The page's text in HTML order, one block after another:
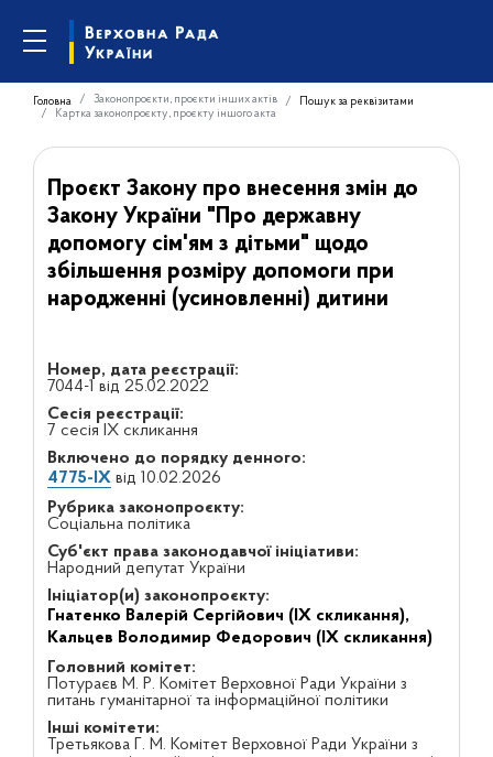
Головна Законопроєкти, проєкти інших актів
Пошук за реквізитами
Картка законопроєкту, проєкту іншого акта
Проєкт Закону про внесення змін до
Закону України "Про державну
допомогу сім'ям з дітьми" щодо
збільшення розміру допомоги при
народженні (усиновленні) дитини
Номер, дата реєстрації:
7044-1 від 25.02.2022
Сесія реєстрації:
7 сесія IX скликання
Включено до порядку денного:
4775-IXвід 10.02.2026
Рубрика законопроєкту:
Соціальна політика
Суб'єкт права законодавчої ініціативи:
Народний депутат України
Ініціатор(и) законопроєкту:
Гнатенко Валерій Сергійович (IX скликання),
Кальцев Володимир Федорович (IX скликання)
Головний комітет:
Потураєв М. Р. Комітет Верховної Ради України з
питань гуманітарної та інформаційної політики
Інші комітети:
Третьякова Г. М. Комітет Верховної Ради України з